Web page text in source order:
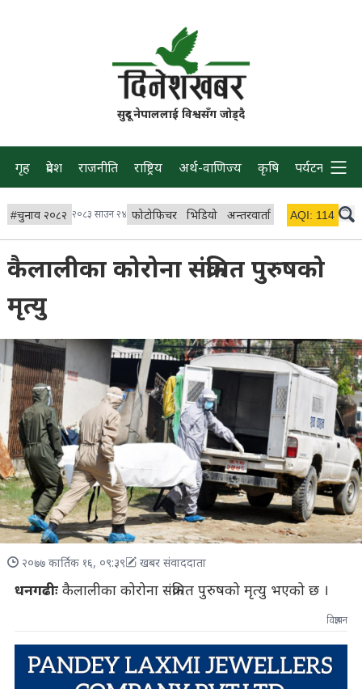
सुदूर नेपाललाई विश्वसँग जोड्दै
गृह प्रदेश राजनीति राष्ट्रिय अर्थ-वाणिज्य कृषि पर्यटन प्रवास
#चुनाव २०८२ २०८३ साउन २४ फोटोफिचर भिडियो अन्तरवार्ता विचार/ब्लग
AQI: 114
कैलालीका कोरोना संक्रमित पुरुषको
मृत्यु
२०७७ कार्तिक १६, ०९:३९ खबर संवाददाता
धनगढीःकैलालीका कोरोना संक्रमित पुरुषको मृत्यु भएको छ ।
विज्ञापन